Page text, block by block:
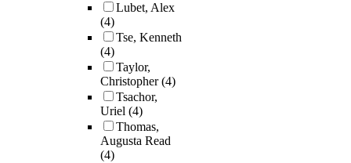
Lubet, Alex
(4)
Tse, Kenneth
(4)
Taylor,
Christopher(4)
Tsachor,
Uriel (4)
Thomas,
Augusta Read
(4)